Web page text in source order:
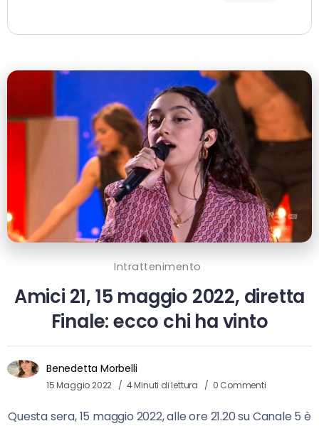
Intrattenimento
Amici 21, 15 maggio 2022, diretta
Finale: ecco chi ha vinto
Benedetta Morbelli
15 Maggio 2022 4 Minuti di lettura 0 Commenti
Questa sera, 15 maggio 2022, alle ore 21.20 su Canale 5 è